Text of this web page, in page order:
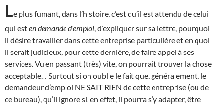
Le plus fumant, dans l’histoire, c’est qu’il est attendu de celui
qui esten demande d’emploi , d’expliquer sur sa lettre, pourquoi
il désire travailler dans cette entreprise particulière et en quoi
il serait judicieux, pour cette dernière, de faire appel à ses
services. Vu en passant (très) vite, on pourrait trouver la chose
acceptable… Surtout si on oublie le fait que, généralement, le
demandeur d’emploi NE SAIT RIEN de cette entreprise (ou de
ce bureau), qu’il ignore si, en effet, il pourra s’y adapter, être